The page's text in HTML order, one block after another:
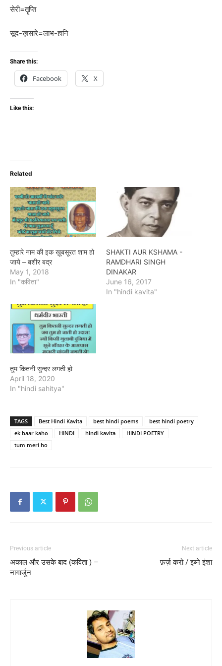
सेरी=तॄप्ति
सूद-ख़सारे=लाभ-हानि
Share this:
Facebook X
Like this:
Related
तुम्हारे नाम की इक ख़ूबसूरत शाम हो
जाये – बशीर बद्र
May 1, 2018
In "कविता"
SHAKTI AUR KSHAMA -
RAMDHARI SINGH
DINAKAR
June 16, 2017
In "hindi kavita"
तुम कितनी सुन्दर लगती हो
April 18, 2020
In "hindi sahitya"
TAGS Best Hindi Kavita best hindi poems
best hindi poetry
ek baar kaho
HINDI hindi kavita
HINDI POETRY
tum meri ho
Previous article
अकाल और उसके बाद (कविता ) –
नागार्जुन
Next article
फ़र्ज़ करो / इब्ने इंशा